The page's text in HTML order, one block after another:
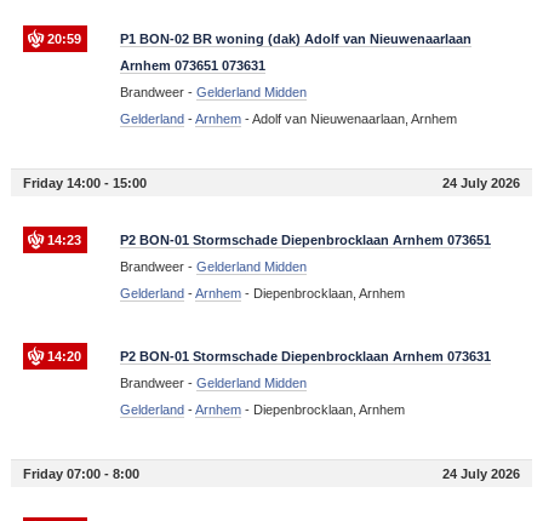
20:59
P1 BON-02 BR woning (dak) Adolf van Nieuwenaarlaan
Arnhem 073651 073631
Brandweer - Gelderland Midden
Gelderland-Arnhem-Adolf van Nieuwenaarlaan, Arnhem
Friday 14:00 - 15:00 24 July 2026
14:23
P2 BON-01 Stormschade Diepenbrocklaan Arnhem 073651
Brandweer - Gelderland Midden
Gelderland-Arnhem- Diepenbrocklaan, Arnhem
14:20
P2 BON-01 Stormschade Diepenbrocklaan Arnhem 073631
Brandweer - Gelderland Midden
Gelderland-Arnhem- Diepenbrocklaan, Arnhem
Friday 07:00 - 8:00 24 July 2026